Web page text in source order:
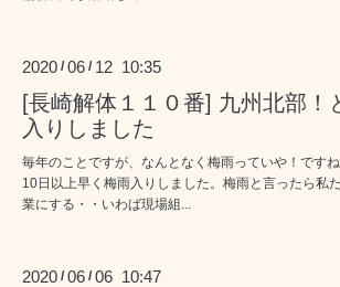
2020 /06 / 12 10:35
[長崎解体１１０番] 九州北部！
入りしました
毎年のことですが、なんとなく梅雨っていや！です
10日以上早く梅雨入りしました。梅雨と言ったら私
業にする・・いわば現場組...
2020 /06 /06 10:47